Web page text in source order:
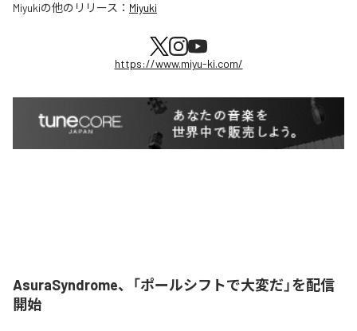
Miyukiの他のリリース： Miyuki
https://www.miyu-ki.com/
AsuraSyndrome、「ポールシフトで大変だ」を配信
開始